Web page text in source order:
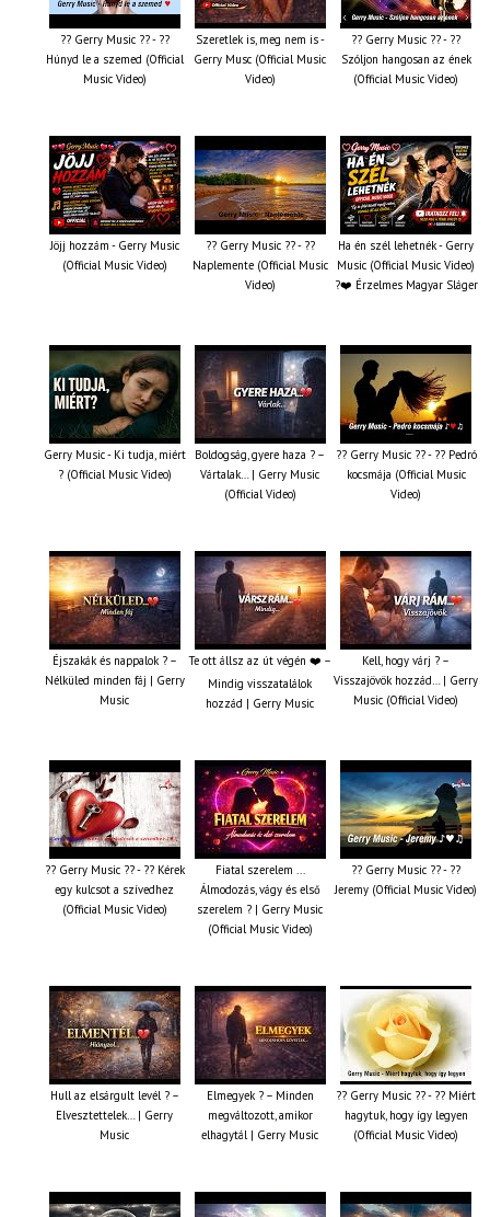
?? Gerry Music ?? - ??
Húnyd le a szemed (Official
Music Video)
Szeretlek is, meg nem is -
Gerry Musc (Official Music
Video)
?? Gerry Music ?? - ??
Szóljon hangosan az ének
(Official Music Video)
Jöjj hozzám - Gerry Music
(Official Music Video)
?? Gerry Music ?? - ??
Naplemente (Official Music
Video)
Ha én szél lehetnék - Gerry
Music (Official Music Video)
?️❤️ Érzelmes Magyar Sláger
Gerry Music - Ki tudja, miért
? (Official Music Video)
Boldogság, gyere haza ? –
Vártalak… | Gerry Music
(Official Video)
?? Gerry Music ?? - ?? Pedró
kocsmája (Official Music
Video)
Éjszakák és nappalok ? –
Nélküled minden fáj | Gerry
Music
Te ott állsz az út végén ❤️ –
Mindig visszatalálok
hozzád | Gerry Music
Kell, hogy várj ? –
Visszajövök hozzád… | Gerry
Music (Official Video)
?? Gerry Music ?? - ?? Kérek
egy kulcsot a szívedhez
(Official Music Video)
Fiatal szerelem ...
Álmodozás, vágy és első
szerelem ? | Gerry Music
(Official Music Video)
?? Gerry Music ?? - ??
Jeremy (Official Music Video)
Hull az elsárgult levél ? –
Elvesztettelek… | Gerry
Music
Elmegyek ? – Minden
megváltozott, amikor
elhagytál | Gerry Music
?? Gerry Music ?? - ?? Miért
hagytuk, hogy így legyen
(Official Music Video)